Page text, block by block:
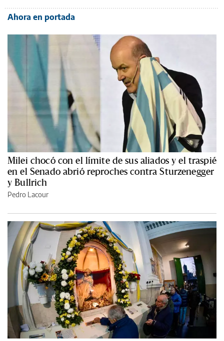
Ahora en portada
Milei chocó con el límite de sus aliados y el traspié
en el Senado abrió reproches contra Sturzenegger
y Bullrich
Pedro Lacour